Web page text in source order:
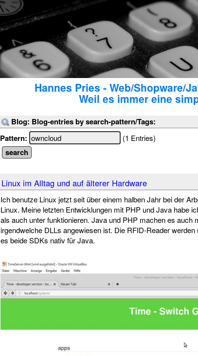
Hannes Pries - Web/Shopware/
Weil es immer eine
Blog: Blog-entries by search-pattern/Tags:
Pattern:
(1 Entries)
Linux im Alltag und auf älterer Hardware
Ich benutze Linux jetzt seit über einem halben Jahr bei der
Linux. Meine letzten Entwicklungen mit PHP und Java habe
als auch unter funktionieren. Java und PHP machen es auch
irgendwelche DLLs angewiesen ist. Die RFID-Reader
es beide SDKs nativ für Java.